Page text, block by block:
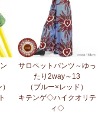
ッポンの技×アフリカ
の作品 新入荷！作家
然由来成分、無添加～
サロペットパンツ～ゆっ
たり2way～13
（ブルー×レッド）
キテンゲ◇ハイクオリテ
ィ◇